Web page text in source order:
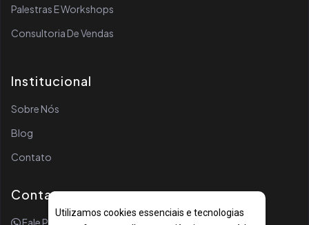
Palestras E Workshops
Consultoria De Vendas
Institucional
Sobre Nós
Blog
Contato
Contato
Fale Por WhatsApp
Utilizamos cookies essenciais e tecnologias